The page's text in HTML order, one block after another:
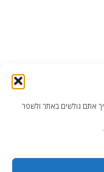
אתם גולשים באתר ולשפר